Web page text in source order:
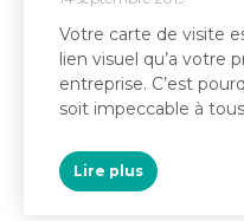
Votre carte de visite
lien visuel qu’a votre
entreprise. C’est
soit impeccable à
Lire plus